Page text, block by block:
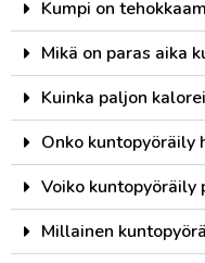
Kumpi on
Mikä on paras aika
Kuinka paljon
Onko kuntopyöräily
Voiko kuntopyöräily
Millainen